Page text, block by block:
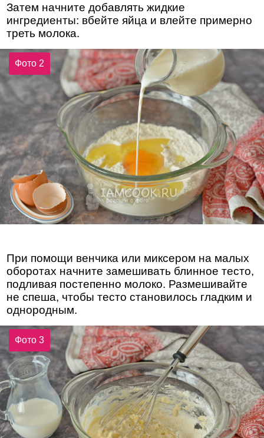
Затем начните добавлять жидкие
ингредиенты: вбейте яйца и влейте примерно
треть молока.
Фото 2
При помощи венчика или миксером на малых
оборотах начните замешивать блинное тесто,
подливая постепенно молоко. Размешивайте
не спеша, чтобы тесто становилось гладким и
однородным.
Фото 3